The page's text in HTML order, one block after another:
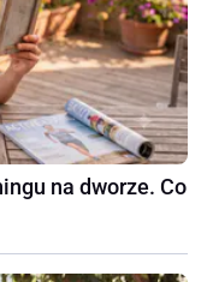
na dworze. Co